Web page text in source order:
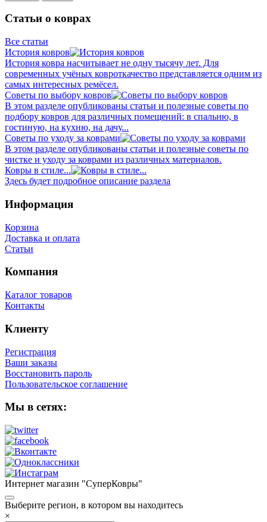
Статьи о коврах
Все статьи
История ковров
История ковра насчитывает не одну тысячу лет. Для
современных учёных ковроткачество представляется одним из
самых интересных ремёсел.
Советы по выбору ковров
В этом разделе опубликованы статьи и полезные советы по
подбору ковров для различных помещений: в спальню, в
гостиную, на кухню, на дачу...
Советы по уходу за коврами
В этом разделе опубликованы статьи и полезные советы по
чистке и уходу за коврами из различных материалов.
Ковры в стиле...
Здесь будет подробное описание раздела
Информация
Корзина
Доставка и оплата
Статьи
Компания
Каталог товаров
Контакты
Клиенту
Регистрация
Ваши заказы
Восстановить пароль
Пользовательское соглашение
Мы в сетях:
Интернет магазин "СуперКовры"
Выберите регион, в котором вы находитесь
×